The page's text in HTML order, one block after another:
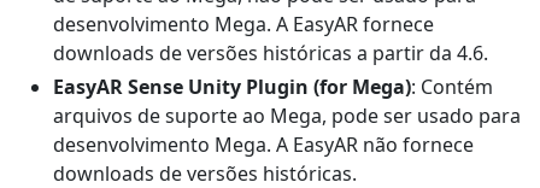
desenvolvimento Mega. A EasyAR fornece
downloads de versões históricas a partir da 4.6.
EasyAR Sense Unity Plugin (for Mega): Contém
arquivos de suporte ao Mega, pode ser usado para
desenvolvimento Mega. A EasyAR não fornece
downloads de versões históricas.